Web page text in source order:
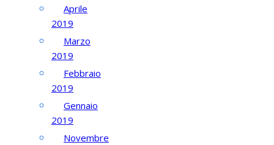
Aprile
2019
Marzo
2019
Febbraio
2019
Gennaio
2019
Novembre